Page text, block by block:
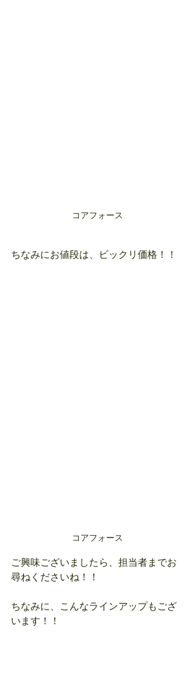
コアフォース
ちなみにお値段は、ビックリ価格！！
コアフォース
ご興味ございましたら、担当者までお
尋ねくださいね！！
ちなみに、こんなラインアップもござ
います！！